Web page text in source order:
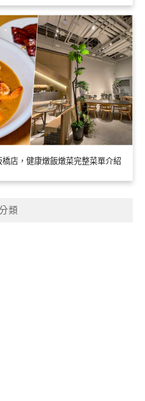
店，健康燉飯燉菜完整菜單介紹
類